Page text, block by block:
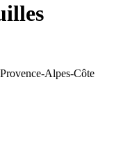
Provence-Alpes-Côte